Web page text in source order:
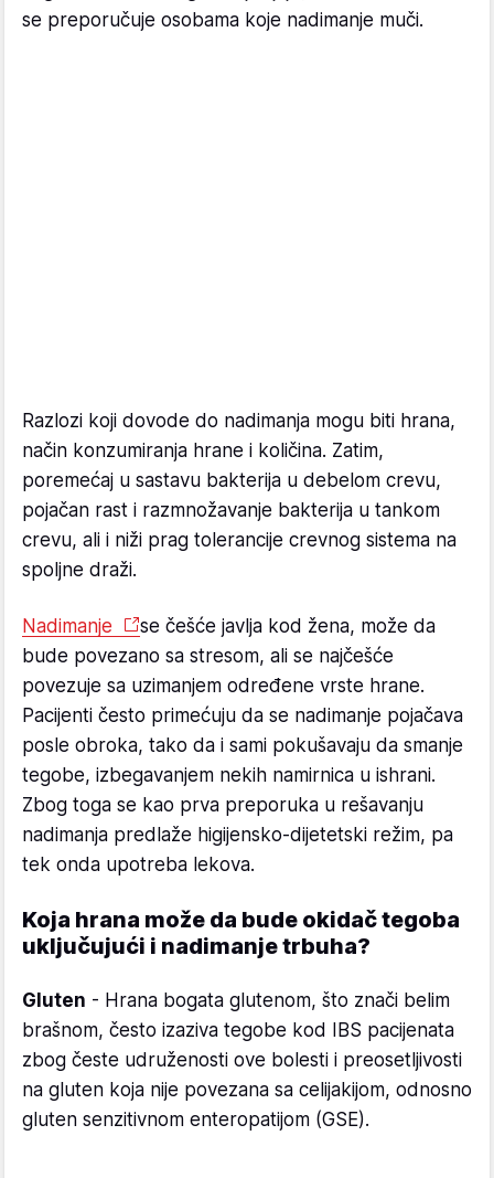
se preporučuje osobama koje nadimanje muči.
Razlozi koji dovode do nadimanja mogu biti hrana,
način konzumiranja hrane i količina. Zatim,
poremećaj u sastavu bakterija u debelom crevu,
pojačan rast i razmnožavanje bakterija u tankom
crevu, ali i niži prag tolerancije crevnog sistema na
spoljne draži.
Nadimanje
se češće javlja kod žena, može da
bude povezano sa stresom, ali se najčešće
povezuje sa uzimanjem određene vrste hrane.
Pacijenti često primećuju da se nadimanje pojačava
posle obroka, tako da i sami pokušavaju da smanje
tegobe, izbegavanjem nekih namirnica u ishrani.
Zbog toga se kao prva preporuka u rešavanju
nadimanja predlaže higijensko-dijetetski režim, pa
tek onda upotreba lekova.
Koja hrana može da bude okidač tegoba
uključujući i nadimanje trbuha?
Gluten - Hrana bogata glutenom, što znači belim
brašnom, često izaziva tegobe kod IBS pacijenata
zbog česte udruženosti ove bolesti i preosetljivosti
na gluten koja nije povezana sa celijakijom, odnosno
gluten senzitivnom enteropatijom (GSE).